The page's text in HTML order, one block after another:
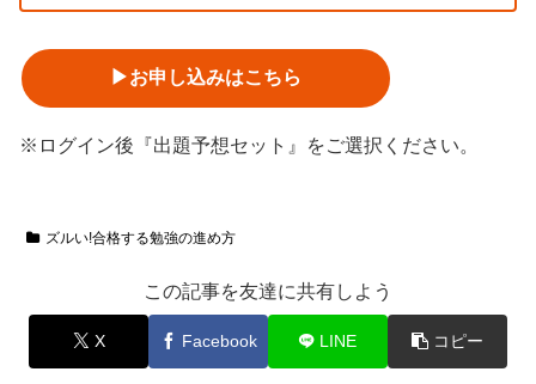
▶︎お申し込みはこちら
※ログイン後『出題予想セット』をご選択ください。
ズルい!合格する勉強の進め方
この記事を友達に共有しよう
X Facebook LINE コピー